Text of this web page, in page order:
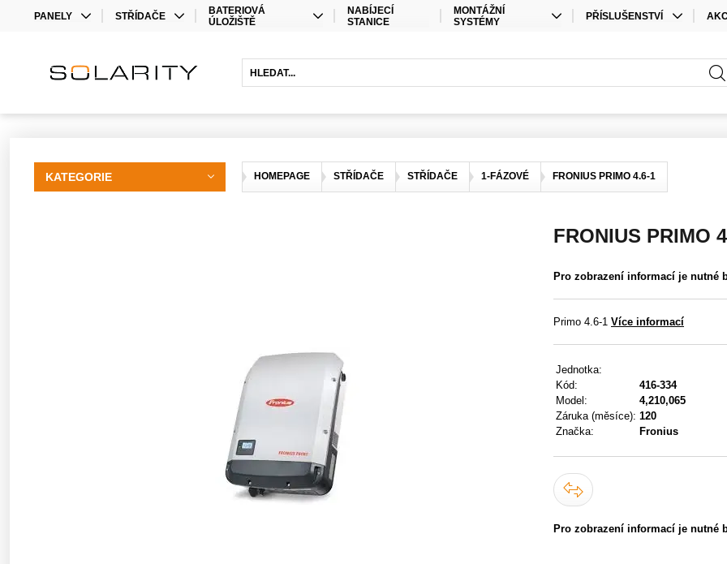
PANELY
BIFACIAL
STŘÍDAČE
OPTIMIZÉRY
BATERIOVÁ
ÚLOŽIŠTĚ
OLOVĚNÉ BATERIE
NABÍJECÍ
STANICE
MONTÁŽNÍ
SYSTÉMY
PŘÍSLUŠENSTVÍ
PŘÍSLUŠENSTVÍ ÚLOŽIŠTĚ
HOMEPAGE STŘÍDAČE STŘÍDAČE 1-FÁZOVÉ FRONIUS PRIMO 4.6-1
KATEGORIE
FRONIUS PRIMO
Pro zobrazení informací je nutné
Primo 4.6-1 Více informací
Jednotka:
Kód:
416-334
Model:
4,210,065
Záruka (měsíce): 120
Značka:
Fronius
Pro zobrazení informací je nutné